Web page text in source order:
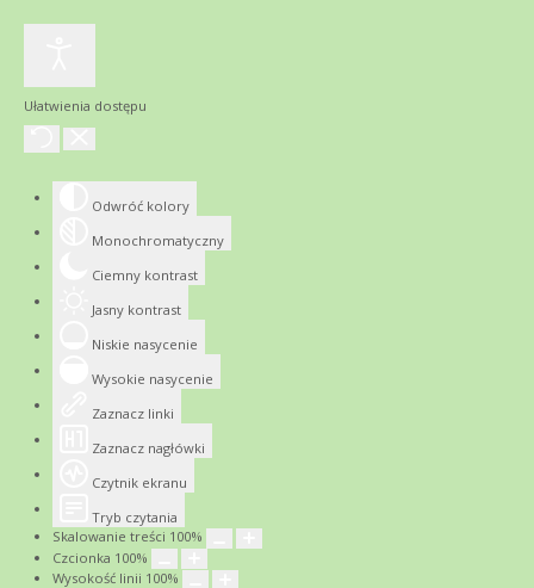
Ułatwienia dostępu
Odwróć kolory
Monochromatyczny
Ciemny kontrast
Jasny kontrast
Niskie nasycenie
Wysokie nasycenie
Zaznacz linki
Zaznacz nagłówki
Czytnik ekranu
Tryb czytania
Skalowanie treści 100%
Czcionka 100%
Wysokość linii 100%